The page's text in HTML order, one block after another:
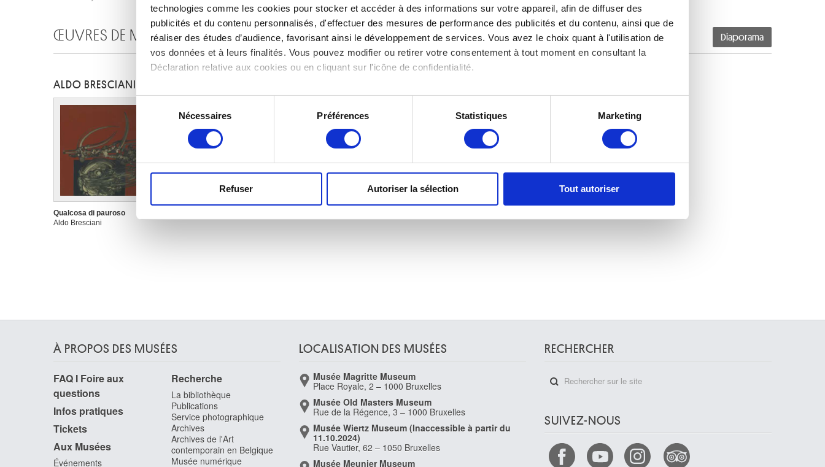
technologies comme les cookies pour stocker et accéder à des informations sur votre appareil, afin de diffuser des
publicités et du contenu personnalisés, d'effectuer des mesures de performance des publicités et du contenu, ainsi que de
réaliser des études d’audience, favorisant ainsi le développement de services. Vous avez le choix quant à l'utilisation de
vos données et à leurs finalités. Vous pouvez modifier ou retirer votre consentement à tout moment en consultant la
Déclaration relative aux cookies ou en cliquant sur l'icône de confidentialité.
Si vous le permettez, nous aimerions également :
Collecter des informations sur votre localisation géographique qui peuvent être précises à plusieurs mètres près
digitales).
consentement
Nécessaires Préférences Statistiques Marketing
Refuser Autoriser la sélection Tout autoriser
ŒUVRES DE MÊME AUTEUR Diaporama
ALDO BRESCIANI
Qualcosa di pauroso
Aldo Bresciani
À PROPOS DES MUSÉES
FAQ I Foire aux
questions
Infos pratiques
Tickets
Aux Musées
Événements
Recherche
La bibliothèque
Publications
Service photographique
Archives
Archives de l'Art
contemporain en Belgique
Musée numérique
LOCALISATION DES MUSÉES
Musée Magritte Museum
Place Royale, 2 – 1000 Bruxelles
Musée Old Masters Museum
Rue de la Régence, 3 – 1000 Bruxelles
Musée Wiertz Museum (Inaccessible à partir du
11.10.2024)
Rue Vautier, 62 – 1050 Bruxelles
Musée Meunier Museum
RECHERCHER
SUIVEZ-NOUS